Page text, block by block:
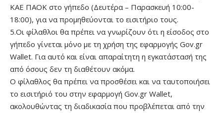
ΚΑΕ ΠΑΟΚ στο γήπεδο (Δευτέρα – Παρασκευή 10:00-
18:00), για να προμηθεύονται το εισιτήριο τους.
5.Οι φίλαθλοι θα πρέπει να γνωρίζουν ότι η είσοδος στο
γήπεδο γίνεται μόνο με τη χρήση της εφαρμογής Gov.gr
Wallet. Για αυτό και είναι απαραίτητη η εγκατάστασή της
από όσους δεν τη διαθέτουν ακόμα.
Ο φίλαθλος θα πρέπει να προσθέσει και να ταυτοποιήσει
το εισιτήριό του στην εφαρμογή Gov.gr Wallet,
ακολουθώντας τη διαδικασία που προβλέπεται από την